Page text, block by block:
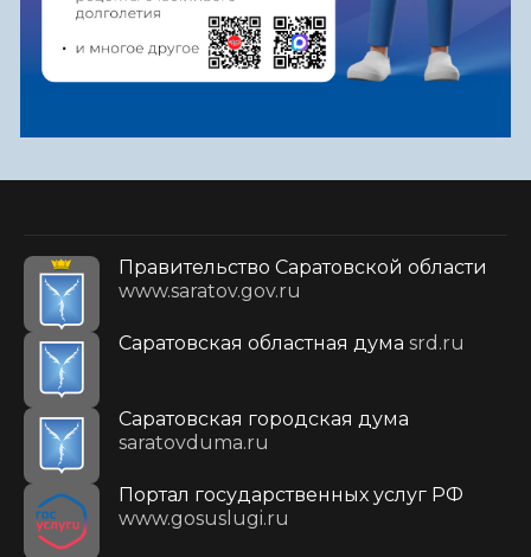
Правительство Саратовской области
www.saratov.gov.ru
Саратовская областная дума srd.ru
Саратовская городская дума
saratovduma.ru
Портал государственных услуг РФ
www.gosuslugi.ru